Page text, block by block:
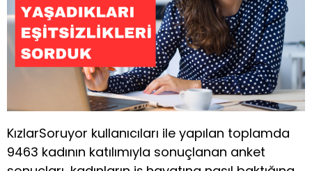
KızlarSoruyor kullanıcıları ile yapılan toplamda
9463 kadının katılımıyla sonuçlanan anket